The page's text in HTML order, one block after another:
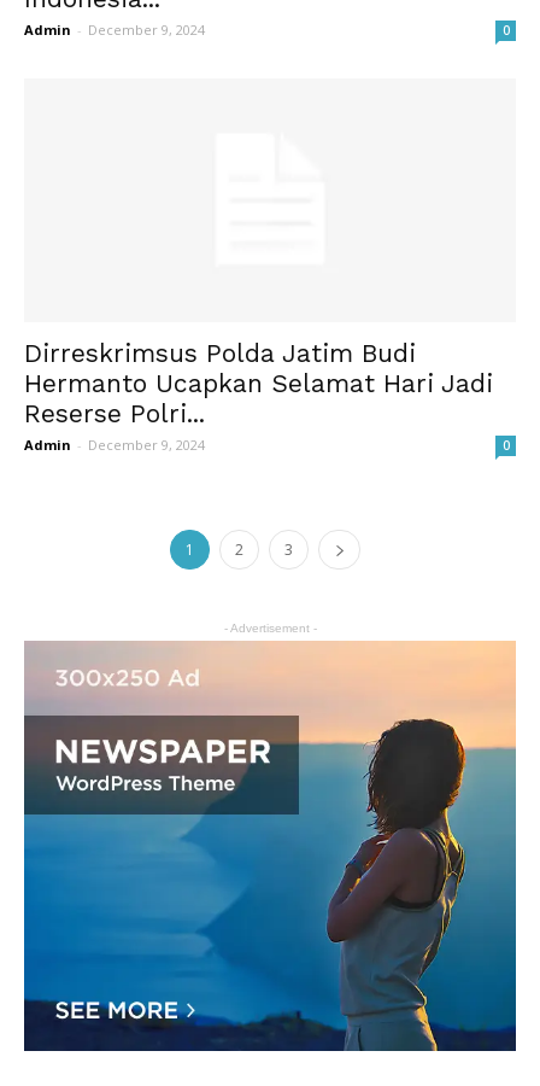
Admin - December 9, 2024 0
Dirreskrimsus Polda Jatim Budi
Hermanto Ucapkan Selamat Hari Jadi
Reserse Polri...
Admin - December 9, 2024 0
1 2 3
- Advertisement -